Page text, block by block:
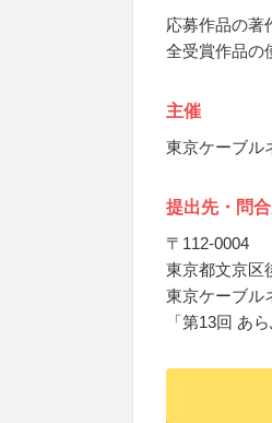
応募作品の著
全受賞作品の
主催
東京ケーブル
提出先・問
〒112-0004
東京都文京区
東京ケーブル
「第13回 あ